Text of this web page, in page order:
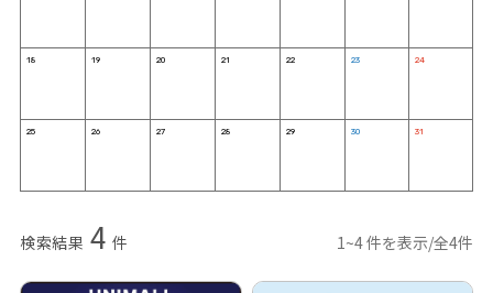
18 19 20 21 22 23 24
25 26 27 28 29 30 31
検索結果 4 件 1~4 件を表示/全4件